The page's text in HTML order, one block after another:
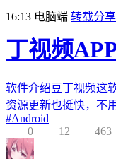
16:13 电脑端 转载分享
丁视频
软件介绍豆丁视频这
资源更新也挺快，不
#Android
0
12 463